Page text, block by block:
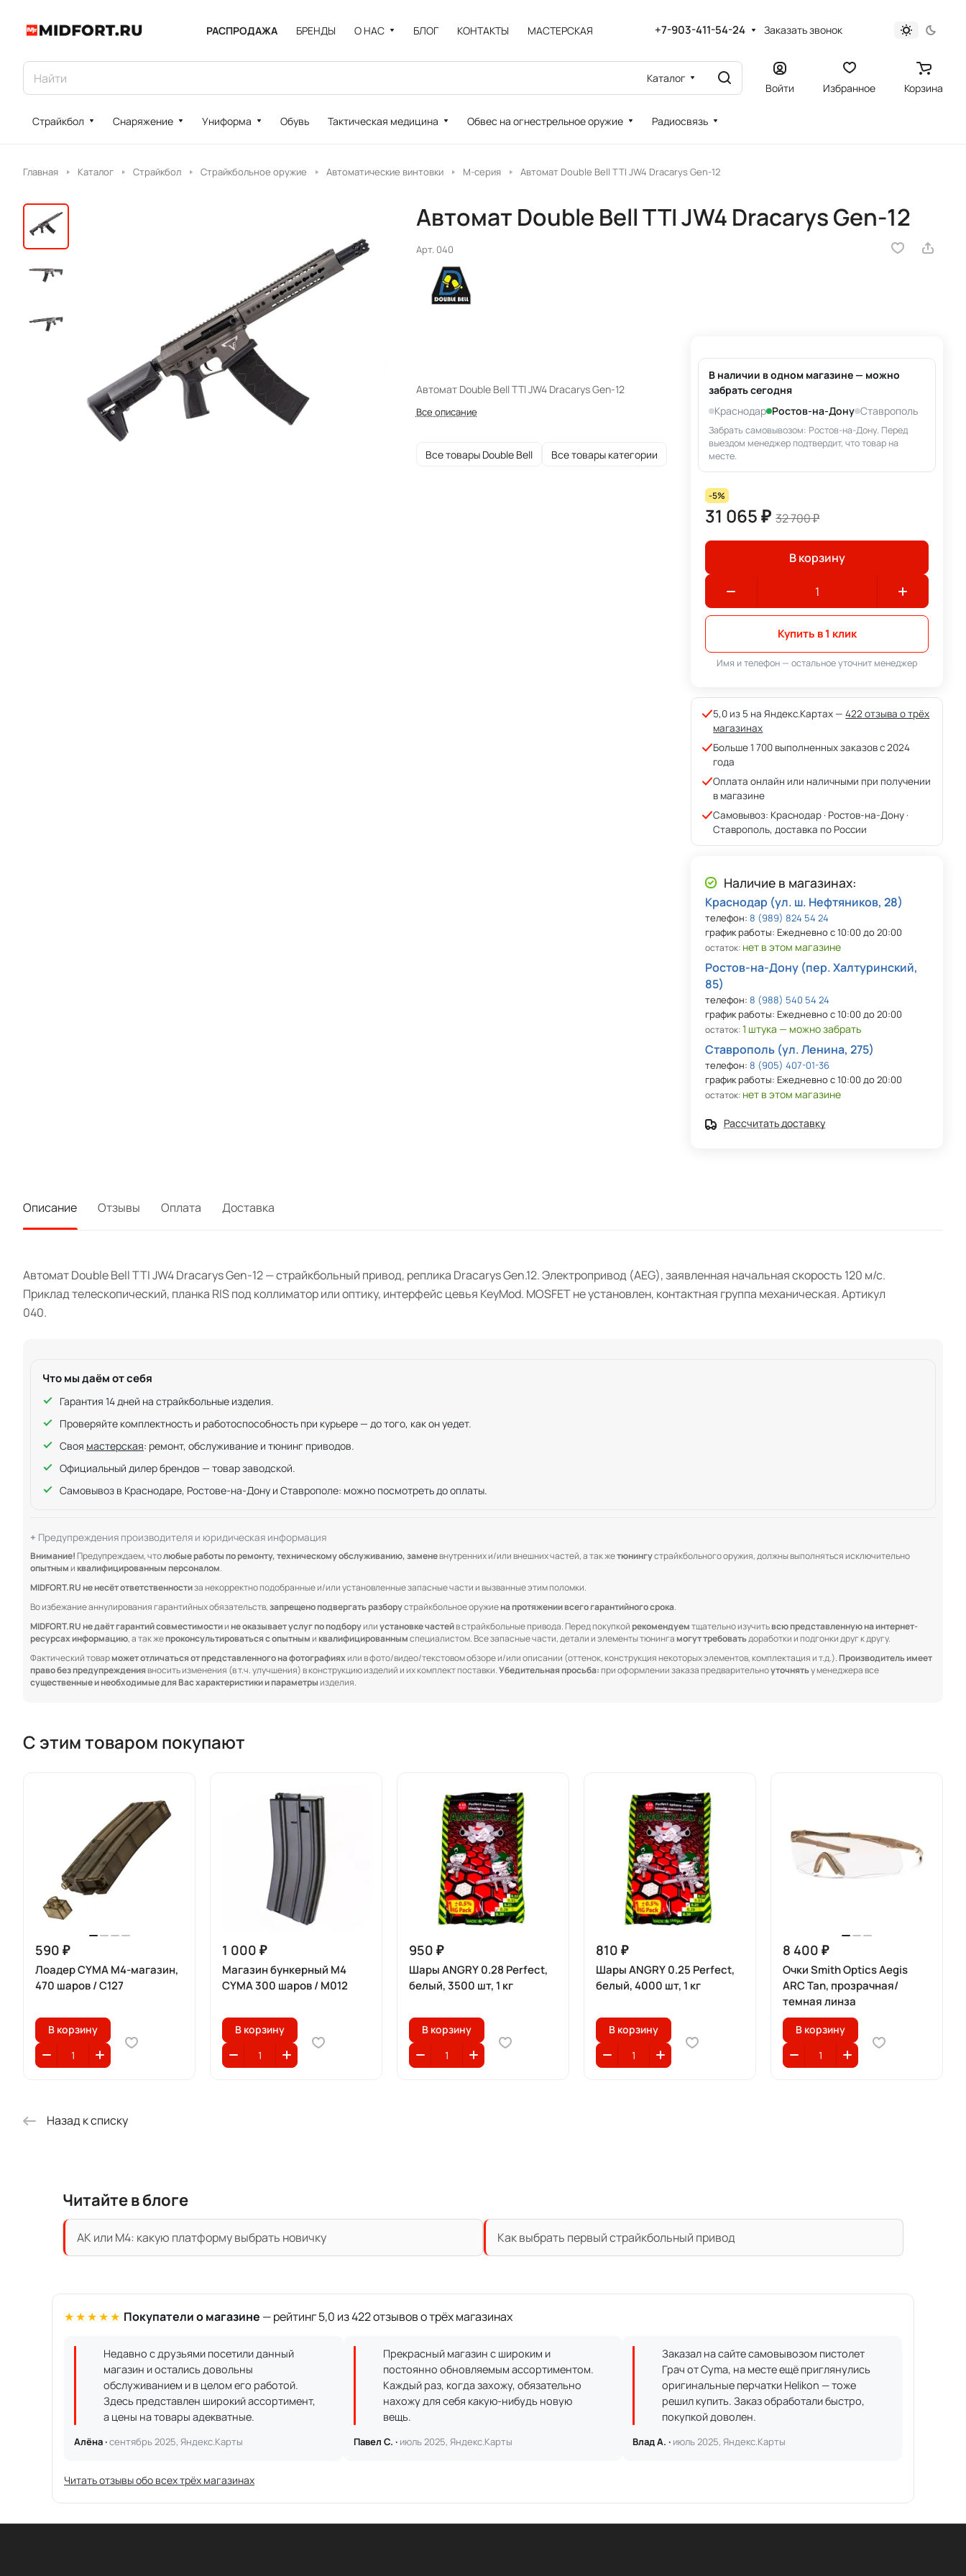
РАСПРОДАЖА БРЕНДЫ О НАС БЛОГ КОНТАКТЫ МАСТЕРСКАЯ +7-903-411-54-24 Заказать звонок
Каталог
Войти Избранное Корзина
Страйкбол Снаряжение Униформа Обувь Тактическая медицина Обвес на огнестрельное оружие Радиосвязь
Главная Каталог Страйкбол Страйкбольное оружие Автоматические винтовки М-серия Автомат Double Bell TTI JW4 Dracarys Gen-12
Автомат Double Bell TTI JW4 Dracarys Gen-12
Арт. 040
Автомат Double Bell TTI JW4 Dracarys Gen-12
Все описание
Все товары Double Bell Все товары категории
В наличии в одном магазине — можно
забрать сегодня
Краснодар Ростов-на-Дону Ставрополь
Забрать самовывозом: Ростов-на-Дону. Перед
выездом менеджер подтвердит, что товар на
месте.
-5%
31 065 ₽ 32 700 ₽
В корзину
Купить в 1 клик
Имя и телефон — остальное уточнит менеджер
5,0 из 5 на Яндекс.Картах —422 отзыва о трёх
магазинах
Больше 1 700 выполненных заказов с 2024
года
Оплата онлайн или наличными при получении
в магазине
Самовывоз: Краснодар · Ростов-на-Дону ·
Ставрополь, доставка по России
Наличие в магазинах:
Краснодар (ул. ш. Нефтяников, 28)
телефон:8 (989) 824 54 24
график работы: Ежедневно с 10:00 до 20:00
остаток: нет в этом магазине
Ростов-на-Дону (пер. Халтуринский,
85)
телефон:8 (988) 540 54 24
график работы: Ежедневно с 10:00 до 20:00
остаток:1 штука — можно забрать
Ставрополь (ул. Ленина, 275)
телефон:8 (905) 407-01-36
график работы: Ежедневно с 10:00 до 20:00
остаток: нет в этом магазине
Рассчитать доставку
Описание Отзывы Оплата Доставка
Автомат Double Bell TTI JW4 Dracarys Gen-12 — страйкбольный привод, реплика Dracarys Gen.12. Электропривод (AEG), заявленная начальная скорость 120 м/с.
Приклад телескопический, планка RIS под коллиматор или оптику, интерфейс цевья KeyMod. MOSFET не установлен, контактная группа механическая. Артикул
040.
Что мы даём от себя
Гарантия 14 дней на страйкбольные изделия.
Проверяйте комплектность и работоспособность при курьере — до того, как он уедет.
Своя мастерская: ремонт, обслуживание и тюнинг приводов.
Официальный дилер брендов — товар заводской.
Самовывоз в Краснодаре, Ростове-на-Дону и Ставрополе: можно посмотреть до оплаты.
Предупреждения производителя и юридическая информация
Внимание! Предупреждаем, чтолюбые работы по ремонту, техническому обслуживанию, заменевнутренних и/или внешних частей, а так жетюнингустрайкбольного оружия, должны выполняться исключительно
опытнымиквалифицированным персоналом.
MIDFORT.RU не несёт ответственностиза некорректно подобранные и/или установленные запасные части и вызванные этим поломки.
Во избежание аннулирования гарантийных обязательств,запрещено подвергать разборустрайкбольное оружиена протяжении всего гарантийного срока.
MIDFORT.RU не даёт гарантий совместимостиине оказывает услуг по подборуилиустановке частейв страйкбольные привода. Перед покупкойрекомендуемтщательно изучитьвсю представленную на интернет-
ресурсах информацию, а так жепроконсультироваться с опытнымиквалифицированнымспециалистом. Все запасные части, детали и элементы тюнингамогут требоватьдоработки и подгонки друг к другу.
Фактический товарможет отличаться от представленного на фотографияхили в фото/видео/текстовом обзоре и/или описании (оттенок, конструкция некоторых элементов, комплектация и т.д.). Производитель имеет
право без предупреждениявносить изменения (в т.ч. улучшения) в конструкцию изделий и их комплект поставки.Убедительная просьба:при оформлении заказа предварительноуточнятьу менеджера все
существенные и необходимые для Вас характеристики и параметрыизделия.
С этим товаром покупают
590 ₽
Лоадер CYMA M4-магазин,
470 шаров / C127
В корзину
1 000 ₽
Магазин бункерный M4
CYMA 300 шаров / М012
В корзину
950 ₽
Шары ANGRY 0.28 Perfect,
белый, 3500 шт, 1 кг
В корзину
810 ₽
Шары ANGRY 0.25 Perfect,
белый, 4000 шт, 1 кг
В корзину
8 400 ₽
Очки Smith Optics Aegis
ARC Tan, прозрачная/
темная линза
В корзину
Назад к списку
Читайте в блоге
АК или M4: какую платформу выбрать новичку Как выбрать первый страйкбольный привод
★★★★★ Покупатели о магазине — рейтинг 5,0 из 422 отзывов о трёх магазинах
Недавно с друзьями посетили данный
магазин и остались довольны
обслуживанием и в целом его работой.
Здесь представлен широкий ассортимент,
а цены на товары адекватные.
Алёна ·сентябрь 2025, Яндекс.Карты
Прекрасный магазин с широким и
постоянно обновляемым ассортиментом.
Каждый раз, когда захожу, обязательно
нахожу для себя какую-нибудь новую
вещь.
Павел С. · июль 2025, Яндекс.Карты
Заказал на сайте самовывозом пистолет
Грач от Cyma, на месте ещё приглянулись
оригинальные перчатки Helikon — тоже
решил купить. Заказ обработали быстро,
покупкой доволен.
Влад А. · июль 2025, Яндекс.Карты
Читать отзывы обо всех трёх магазинах